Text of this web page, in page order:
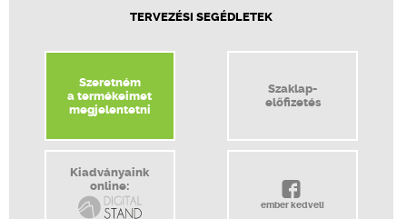
TERVEZÉSI SEGÉDLETEK
Szeretném
a termékeimet
megjelentetni
Szaklap-
előfizetés
Kiadványaink
online:
ember kedveli